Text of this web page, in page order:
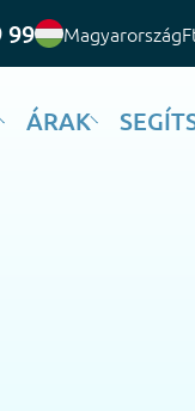
99 Magyarország
ÁRAK